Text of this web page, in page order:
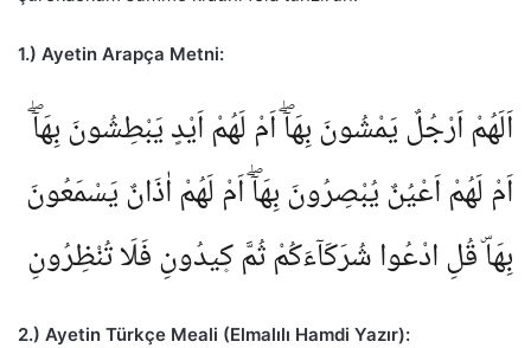
1.) Ayetin Arapça Metni:
اَلَهُمْ اَرْجُلٌ يَمْشُونَ بِهَآۖ اَمْ لَهُمْ اَيْدٍ يَبْطِشُونَ بِهَآۖ
اَمْ لَهُمْ اَعْيُنٌ يُبْصِرُونَ بِهَآۖ اَمْ لَهُمْ اٰذَانٌ يَسْمَعُونَ
بِهَاۜ قُلِ ادْعُوا شُرَكَآءَكُمْ ثُمَّ ك۪يدُونِ فَلَا تُنْظِرُونِ
2.) Ayetin Türkçe Meali (Elmalılı Hamdi Yazır):